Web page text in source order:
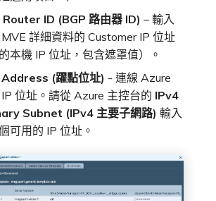
Router ID (BGP 路由器 ID) – 輸入
詳細資料的 Customer IP 位址
的本機 IP 位址，包含遮罩值）。
(躍點位址) - 連線 Azure
位址。請從 Azure 主控台的 IPv4
Subnet (IPv4 主要子網路) 輸入
可用的 IP 位址。